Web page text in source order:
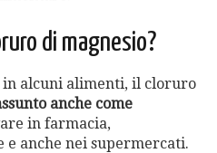
di magnesio?
in alcuni alimenti, il cloruro
anche come
in farmacia,
anche nei supermercati.